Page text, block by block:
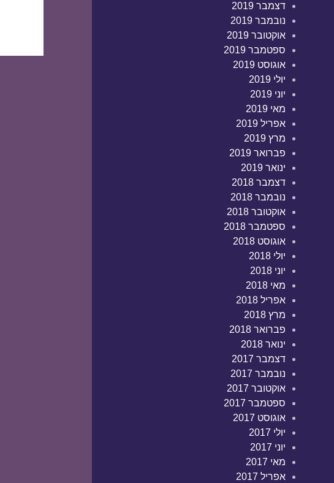
דצמבר 2019
נובמבר 2019
אוקטובר 2019
ספטמבר 2019
אוגוסט 2019
יולי 2019
יוני 2019
מאי 2019
אפריל 2019
מרץ 2019
פברואר 2019
ינואר 2019
דצמבר 2018
נובמבר 2018
אוקטובר 2018
ספטמבר 2018
אוגוסט 2018
יולי 2018
יוני 2018
מאי 2018
אפריל 2018
מרץ 2018
פברואר 2018
ינואר 2018
דצמבר 2017
נובמבר 2017
אוקטובר 2017
ספטמבר 2017
אוגוסט 2017
יולי 2017
יוני 2017
מאי 2017
אפריל 2017